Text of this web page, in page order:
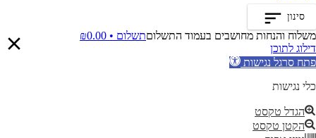
סינון
משלוח והנחות מחושבים בעמוד התשלוםתשלום • ₪0.00
דילוג לתוכן
פתח סרגל נגישות
כלי נגישות
הגדל טקסט
הקטן טקסט